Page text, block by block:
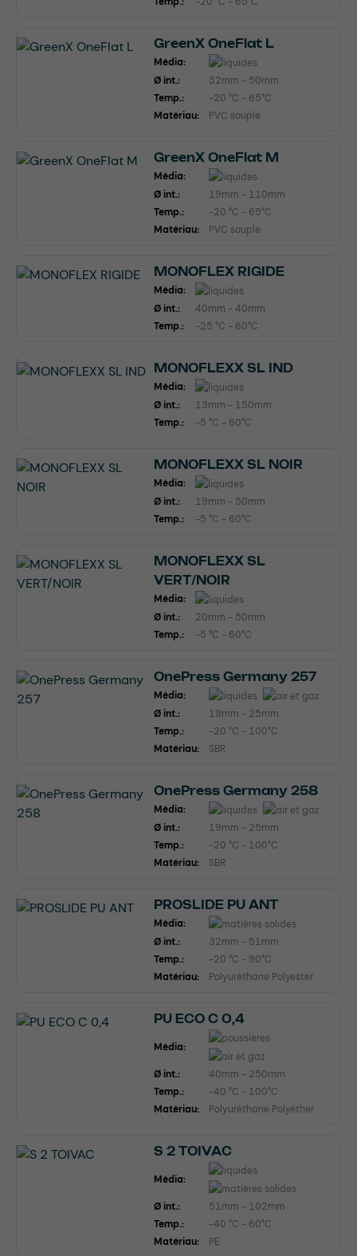
GreenX OneFlat L
Média:
Ø int.:
32mm - 50mm
Temp.:
-20 °C - 65°C
Matériau:
PVC souple
GreenX OneFlat M
Média:
Ø int.:
19mm - 110mm
Temp.:
-20 °C - 65°C
Matériau:
PVC souple
MONOFLEX RIGIDE
Média:
Ø int.:
40mm - 40mm
Temp.:
-25 °C - 60°C
MONOFLEXX SL IND
Média:
Ø int.:
13mm - 150mm
Temp.:
-5 °C - 60°C
MONOFLEXX SL NOIR
Média:
Ø int.:
19mm - 50mm
Temp.:
-5 °C - 60°C
MONOFLEXX SL
VERT/NOIR
Média:
Ø int.:
20mm - 50mm
Temp.:
-5 °C - 60°C
OnePress Germany 257
Média:
Ø int.:
19mm - 25mm
Temp.:
-20 °C - 100°C
Matériau:
SBR
OnePress Germany 258
Média:
Ø int.:
19mm - 25mm
Temp.:
-20 °C - 100°C
Matériau:
SBR
PROSLIDE PU ANT
Média:
Ø int.:
32mm - 51mm
Temp.:
-20 °C - 90°C
Matériau:
Polyuréthane Polyester
PU ECO C 0,4
Média:
Ø int.:
40mm - 250mm
Temp.:
-40 °C - 100°C
Matériau:
Polyuréthane Polyéther
S 2 TOIVAC
Média:
Ø int.:
51mm - 102mm
Temp.:
-40 °C - 60°C
Matériau:
PE